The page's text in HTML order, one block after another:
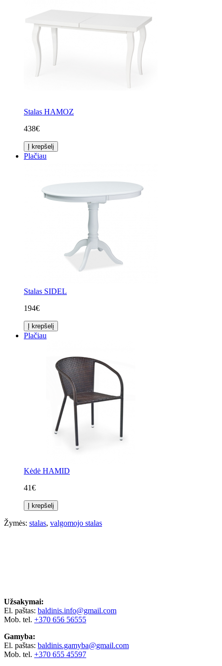
Stalas HAMOZ
438€
Į krepšelį
Plačiau
Stalas SIDEL
194€
Į krepšelį
Plačiau
Kėdė HAMID
41€
Į krepšelį
Žymės: stalas, valgomojo stalas
Užsakymai:
El. paštas: baldinis.info@gmail.com
Mob. tel. +370 656 56555
Gamyba:
El. paštas: baldinis.gamyba@gmail.com
Mob. tel. +370 655 45597